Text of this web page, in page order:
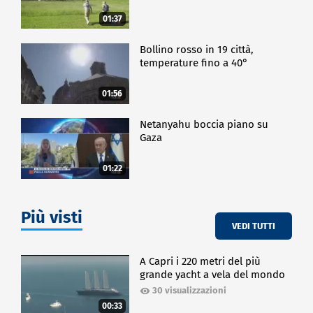
fare".
Dala ricerca è emerso che Il 91% degli italiani ritiene
fondamentale per la vita quotidiana una qualche
dimestichezza nei lavori manuali, per l'80% degli
intervistati, poi, tali attività sono anche uno
strumento relazionale, capace di rafforzare i legami
sociali.
CRONACA
01:37
01:56
Bollino rosso in 19 città,
temperature fino a 40°
01:22
Netanyahu boccia piano su
Gaza
Più visti VEDI TUTTI
00:33
A Capri i 220 metri del più
grande yacht a vela del mondo
30 visualizzazioni